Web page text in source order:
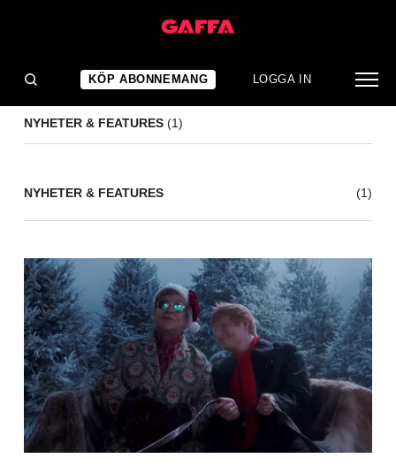
KÖP ABONNEMANG LOGGA IN
NYHETER & FEATURES (1)
NYHETER & FEATURES (1)